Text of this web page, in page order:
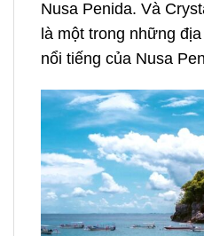
Nusa Penida. Và
là một trong những
nổi tiếng của Nusa